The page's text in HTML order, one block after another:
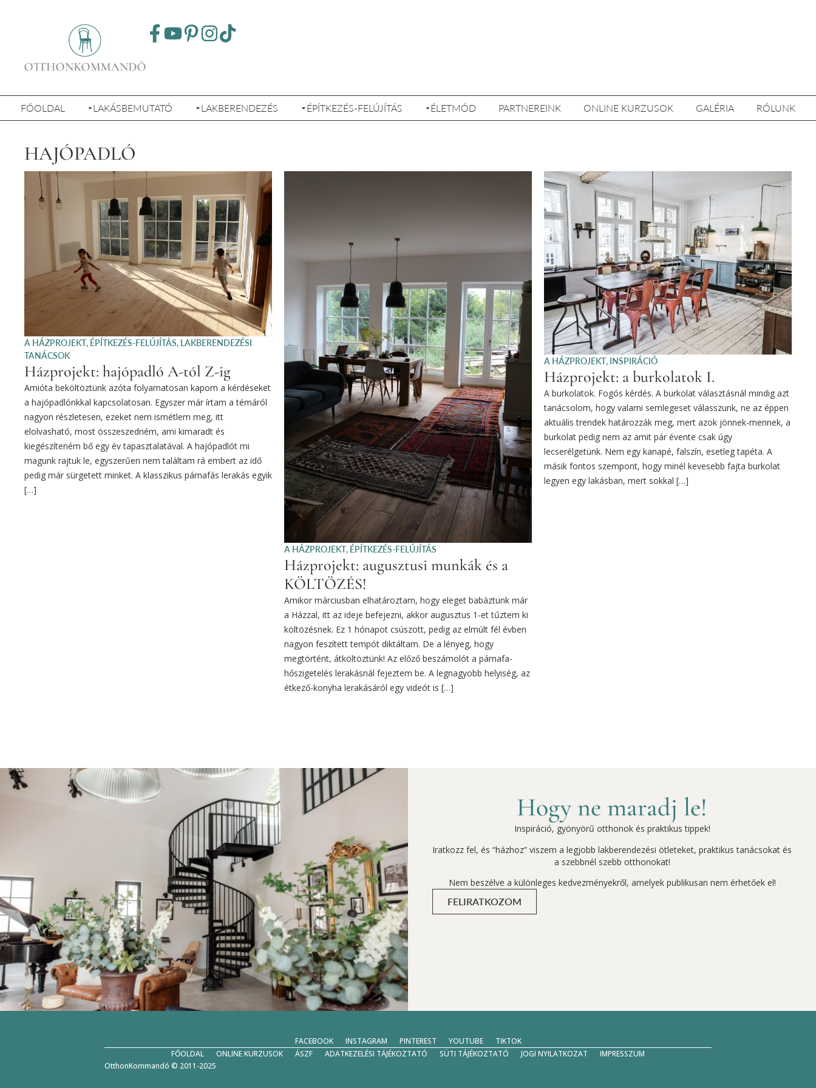
FŐOLDAL LAKÁSBEMUTATÓ LAKBERENDEZÉS ÉPÍTKEZÉS-FELÚJÍTÁS ÉLETMÓD PARTNEREINK ONLINE KURZUSOK GALÉRIA RÓLUNK
HAJÓPADLÓ
A HÁZPROJEKT, ÉPÍTKEZÉS-FELÚJÍTÁS, LAKBERENDEZÉSI
TANÁCSOK
Házprojekt: hajópadló A-tól Z-ig
Amióta beköltöztünk azóta folyamatosan kapom a kérdéseket
a hajópadlónkkal kapcsolatosan. Egyszer már írtam a témáról
nagyon részletesen, ezeket nem ismétlem meg, itt
elolvasható, most összeszedném, ami kimaradt és
kiegészíteném bő egy év tapasztalatával. A hajópadlót mi
magunk rajtuk le, egyszerűen nem találtam rá embert az idő
pedig már sürgetett minket. A klasszikus párnafás lerakás egyik
[…]
A HÁZPROJEKT, ÉPÍTKEZÉS-FELÚJÍTÁS
Házprojekt: augusztusi munkák és a
KÖLTÖZÉS!
Amikor márciusban elhatároztam, hogy eleget babáztunk már
a Házzal, itt az ideje befejezni, akkor augusztus 1-et tűztem ki
költözésnek. Ez 1 hónapot csúszott, pedig az elmúlt fél évben
nagyon feszített tempót diktáltam. De a lényeg, hogy
megtörtént, átköltöztünk! Az előző beszámolót a párnafa-
hőszigetelés lerakásnál fejeztem be. A legnagyobb helyiség, az
étkező-konyha lerakásáról egy videót is […]
A HÁZPROJEKT, INSPIRÁCIÓ
Házprojekt: a burkolatok I.
A burkolatok. Fogós kérdés. A burkolat választásnál mindig azt
tanácsolom, hogy valami semlegeset válasszunk, ne az éppen
aktuális trendek határozzák meg, mert azok jönnek-mennek, a
burkolat pedig nem az amit pár évente csak úgy
lecserélgetünk. Nem egy kanapé, falszín, esetleg tapéta. A
másik fontos szempont, hogy minél kevesebb fajta burkolat
legyen egy lakásban, mert sokkal […]
Hogy ne maradj le!
Inspiráció, gyönyörű otthonok és praktikus tippek!
Iratkozz fel, és “házhoz” viszem a legjobb lakberendezési ötleteket, praktikus tanácsokat és
a szebbnél szebb otthonokat!
Nem beszélve a különleges kedvezményekről, amelyek publikusan nem érhetőek el!
FELIRATKOZOM
FACEBOOK INSTAGRAM PINTEREST YOUTUBE
TIKTOK
FŐOLDAL
ONLINE KURZUSOK ÁSZF ADATKEZELÉSI TÁJÉKOZTATÓ SÜTI TÁJÉKOZTATÓ JOGI NYILATKOZAT
IMPRESSZUM
OtthonKommandó © 2011-2025